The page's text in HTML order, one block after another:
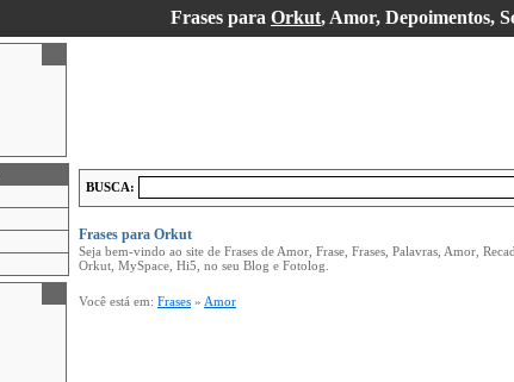
Frases para Orkut, Amor, Depoimentos,
BUSCA:
Frases para Orkut
Seja bem-vindo ao site de Frases de Amor, Frase, Frases, Palavras, Amor,
Orkut, MySpace, Hi5, no seu Blog e Fotolog.
Você está em: Frases » Amor